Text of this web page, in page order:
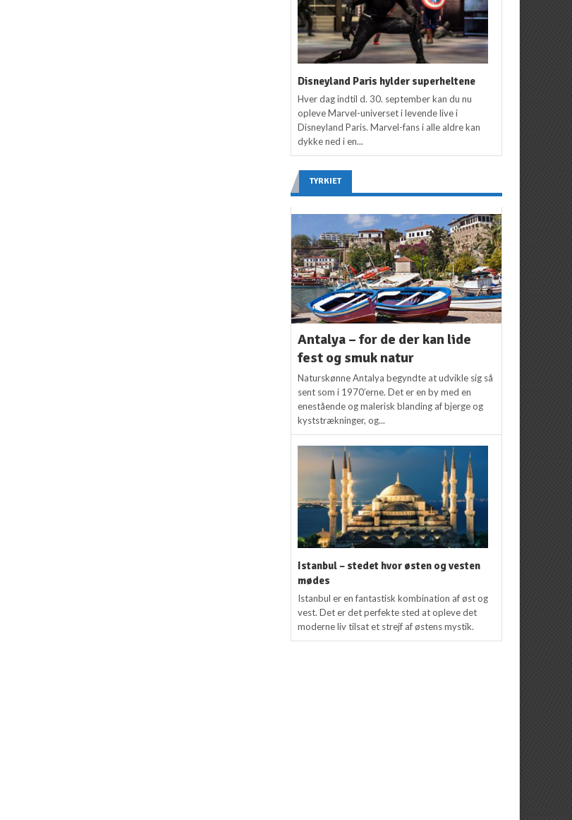
Disneyland Paris hylder superheltene
Hver dag indtil d. 30. september kan du nu
opleve Marvel-universet i levende live i
Disneyland Paris. Marvel-fans i alle aldre kan
dykke ned i en...
TYRKIET
Antalya – for de der kan lide
fest og smuk natur
Naturskønne Antalya begyndte at udvikle sig så
sent som i 1970’erne. Det er en by med en
enestående og malerisk blanding af bjerge og
kyststrækninger, og...
Istanbul – stedet hvor østen og vesten
mødes
Istanbul er en fantastisk kombination af øst og
vest. Det er det perfekte sted at opleve det
moderne liv tilsat et strejf af østens mystik.